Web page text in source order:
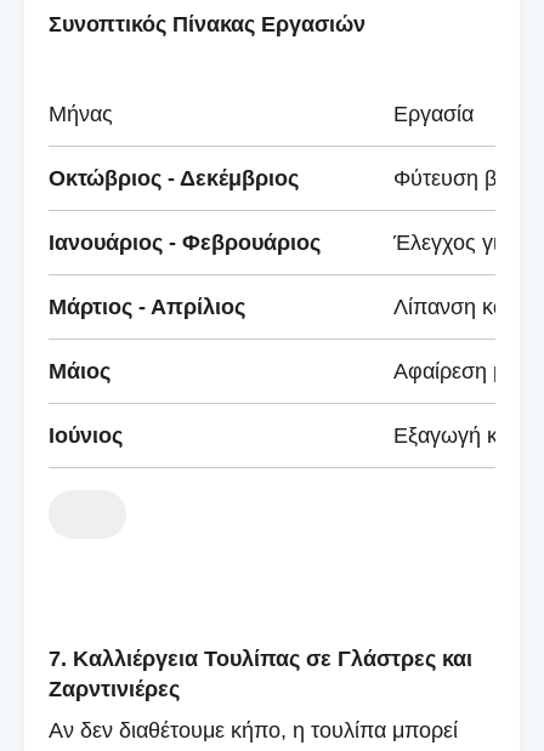
Συνοπτικός Πίνακας Εργασιών
Μήνας Εργασία
Οκτώβριος - Δεκέμβριος Φύτευση
Ιανουάριος - Φεβρουάριος Έλεγχος για
Μάρτιος - Απρίλιος Λίπανση και
Μάιος Αφαίρεση
Ιούνιος Εξαγωγή και
7. Καλλιέργεια Τουλίπας σε Γλάστρες και
Ζαρντινιέρες
Αν δεν διαθέτουμε κήπο, η τουλίπα μπορεί